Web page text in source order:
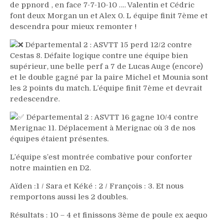
de ppnord , en face 7-7-10-10 …. Valentin et Cédric
font deux Morgan un et Alex 0. L équipe finit 7ème et
descendra pour mieux remonter !
Départemental 2 : ASVTT 15 perd 12/2 contre
Cestas 8. Défaite logique contre une équipe bien
supérieur, une belle perf a 7 de Lucas Auge (encore)
et le double gagné par la paire Michel et Mounia sont
les 2 points du match. L’équipe finit 7ème et devrait
redescendre.
Départemental 2 : ASVTT 16 gagne 10/4 contre
Merignac 11. Déplacement à Merignac où 3 de nos
équipes étaient présentes.
L’équipe s’est montrée combative pour conforter
notre maintien en D2.
Aïden :1 / Sara et Kéké : 2 / François : 3. Et nous
remportons aussi les 2 doubles.
Résultats : 10 – 4 et finissons 3ème de poule ex aequo